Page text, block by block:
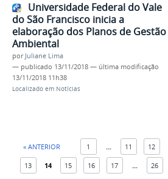
Universidade Federal do Vale
do São Francisco inicia a
elaboração dos Planos de Gestão
Ambiental
por Juliane Lima
— publicado 13/11/2018 — última modificação
13/11/2018 11h38
Localizado em Notícias
« ANTERIOR 1 ... 11 12
13 14 15 16 17 ...
26